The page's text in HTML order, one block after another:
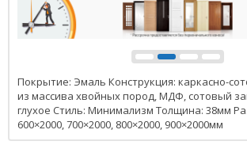
Покрытие: Эмаль Конструкция: каркасно-
из массива хвойных пород, МДФ, сотовый
глухое Стиль: Минимализм Толщина: 38мм
600×2000, 700×2000, 800×2000, 900×2000мм